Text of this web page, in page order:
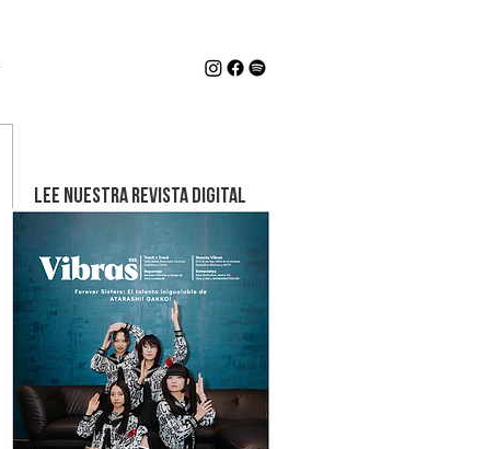
LEE NUESTRA REVISTA DIGITAL